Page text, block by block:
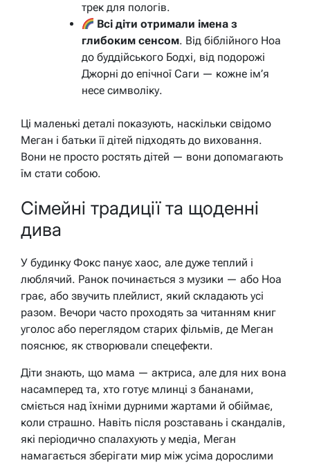
трек для пологів.
Всі діти отримали імена з
глибоким сенсом. Від біблійного Ноа
до буддійського Бодхі, від подорожі
Джорні до епічної Саги — кожне ім’я
несе символіку.
Ці маленькі деталі показують, наскільки свідомо
Меган і батьки її дітей підходять до виховання.
Вони не просто ростять дітей — вони допомагають
їм стати собою.
Сімейні традиції та щоденні
дива
У будинку Фокс панує хаос, але дуже теплий і
люблячий. Ранок починається з музики — або Ноа
грає, або звучить плейлист, який складають усі
разом. Вечори часто проходять за читанням книг
уголос або переглядом старих фільмів, де Меган
пояснює, як створювали спецефекти.
Діти знають, що мама — актриса, але для них вона
насамперед та, хто готує млинці з бананами,
сміється над їхніми дурними жартами й обіймає,
коли страшно. Навіть після розставань і скандалів,
які періодично спалахують у медіа, Меган
намагається зберігати мир між усіма дорослими